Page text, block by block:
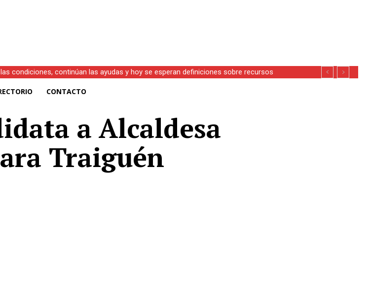
condiciones, continúan las ayudas y hoy se esperan definiciones sobre recursos
CONTACTO
a Alcaldesa
Traiguén